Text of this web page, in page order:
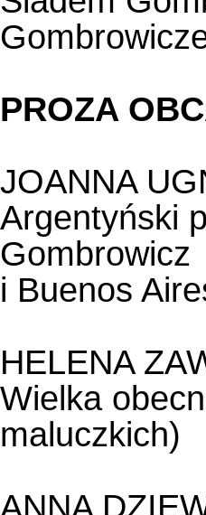
PROZA
JOANNA
Argentyński
Gombrowicz
i Buenos
HELENA
Wielka
maluczkich)
ANNA